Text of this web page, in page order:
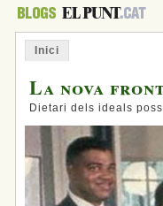
Inici
La nova
Dietari dels ideals